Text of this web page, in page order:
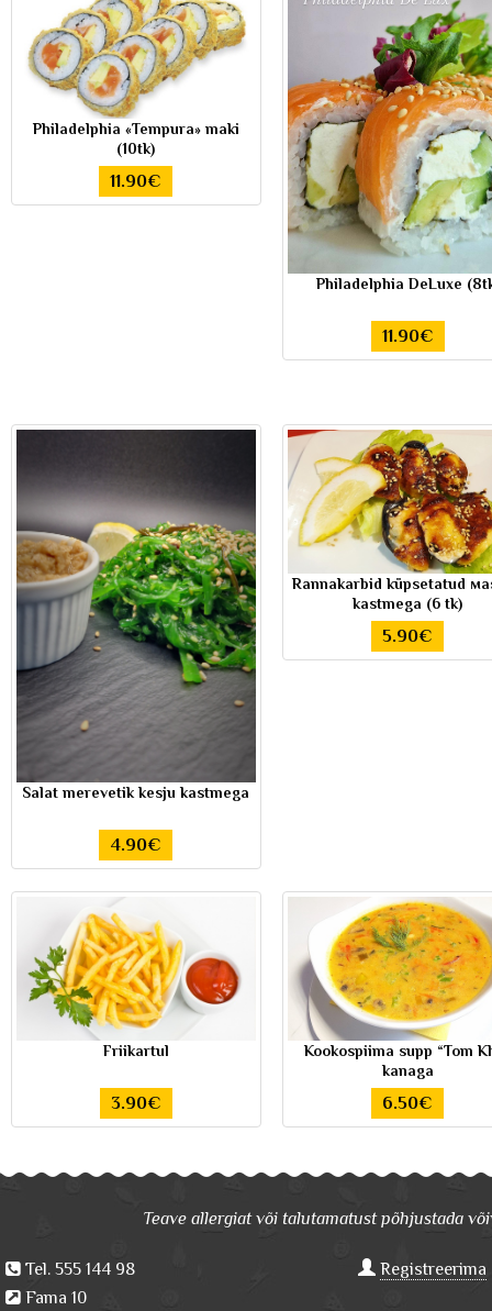
Philadelphia «Tempura» maki
(10tk)
11.90€
Philadelphia DeLuxe
11.90€
Salat merevetik kesju kastmega
4.90€
Rannakarbid küpsetatud
kastmega (6 tk)
5.90€
Friikartul
3.90€
Kookospiima supp “Tom
kanaga
6.50€
Teave allergiat või talutamatust põhjustada
Tel. 555 144 98
Fama 10
Registreerima